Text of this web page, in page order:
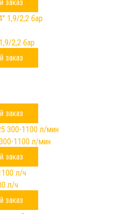
заказ
2,2 бар
заказ
заказ
1100 л/мин
заказ
л/ч
заказ